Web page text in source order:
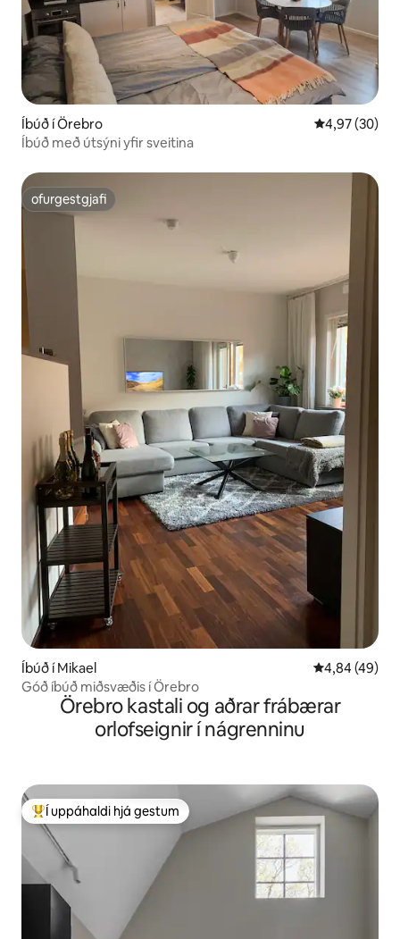
Íbúð í Örebro 4,97 af 5 í
4,97 (30)
Íbúð með útsýni yfir sveitina
ofurgestgjafi
ofurgestgjafi
Íbúð í Mikael 4,84 af 5 í
4,84 (49)
Góð íbúð miðsvæðis í Örebro
Örebro kastali og aðrar frábærar
orlofseignir í nágrenninu
Í mestu uppáhaldi hjá gestum
Í uppáhaldi hjá gestum